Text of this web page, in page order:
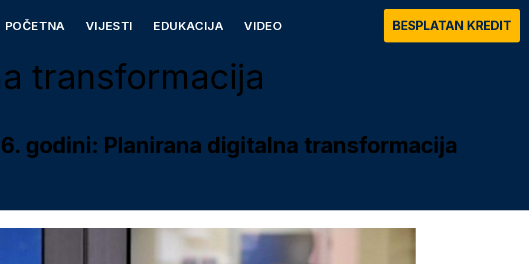
POČETNA VIJESTI EDUKACIJA VIDEO BESPLATAN KREDIT
transformacija
godini: Planirana digitalna transformacija